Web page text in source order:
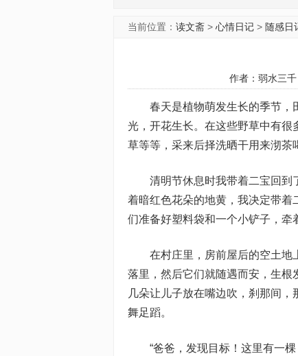
当前位置： 读文斋> 心情日记> 随感日
作者：弱水三
春天是植物萌发生长的季节，田
光，开花生长。在这些野草中有
草等等，采来后择洗晒干用来沏茶
清明节休息时我带着二宝回到
着暗红色花朵的地黄，我决定带
们准备好塑料袋和一个小铲子，牵
在村庄里，房前屋后的空土地
落里，然后它们就随遇而安，生
几朵让儿子放在嘴边吹，刹那间
舞足蹈。
“爸爸，发现目标！这里有一棵